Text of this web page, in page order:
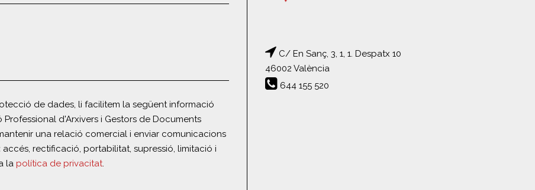
de dades, li facilitem la següent informació
Professional d'Arxivers i Gestors de Documents
una relació comercial i enviar comunicacions
accés, rectificació, portabilitat, supressió, limitació i
la política de privacitat.
C/ En Sanç, 3, 1, 1. Despatx 10
46002 València
644 155 520